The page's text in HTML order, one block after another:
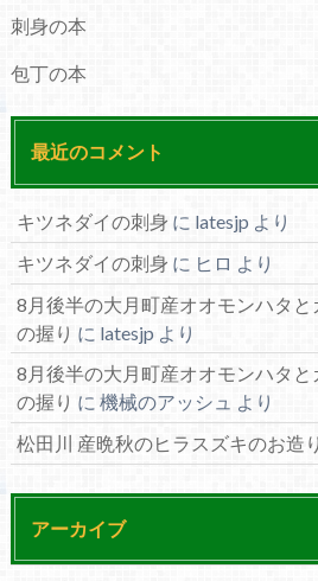
刺身の本
包丁の本
最近のコメント
キツネダイの刺身 に latesjp より
キツネダイの刺身 に ヒロ より
8月後半の大月町産オオモンハタ
の握り に latesjpより
8月後半の大月町産オオモンハタ
の握り に 機械のアッシュ より
松田川 産晩秋のヒラスズキのお造
アーカイブ